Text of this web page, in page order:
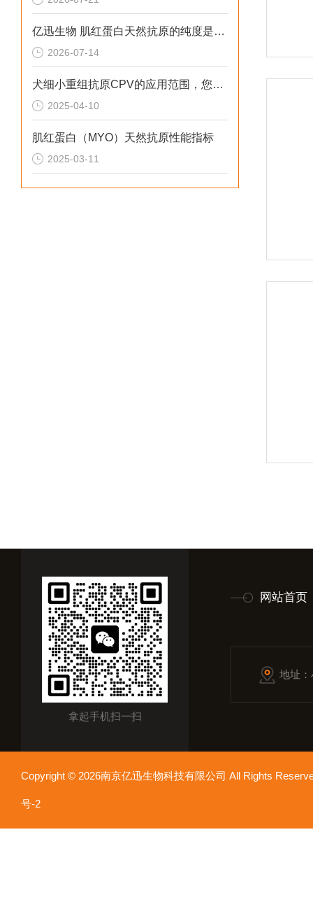
亿迅生物 肌红蛋白天然抗原的纯度是多少呢？
2026-07-14
犬细小重组抗原CPV的应用范围，您了解吗？
2025-04-10
肌红蛋白（MYO）天然抗原性能指标
2025-03-11
拿起手机扫一扫
网站首页
地址
Copyright © 2026南京亿迅生物科技有限公司 All Rights
号-2